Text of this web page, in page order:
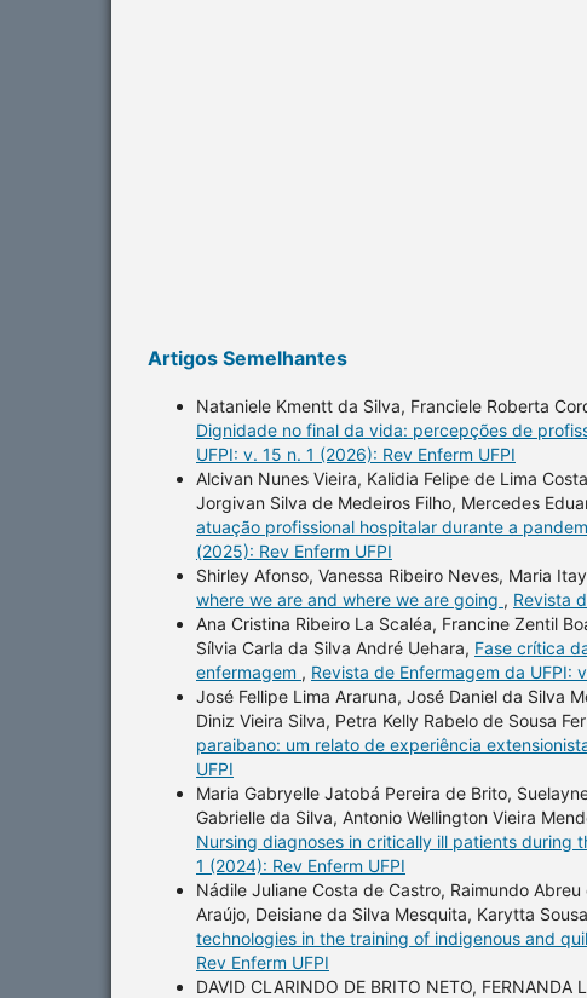
Artigos Semelhantes
Nataniele Kmentt da Silva, Franciele Roberta
Dignidade no final da vida: percepções de
UFPI: v. 15 n. 1 (2026): Rev Enferm UFPI
Alcivan Nunes Vieira, Kalidia Felipe de Lima
Jorgivan Silva de Medeiros Filho, Mercedes
atuação profissional hospitalar durante a
(2025): Rev Enferm UFPI
Shirley Afonso, Vanessa Ribeiro Neves, Maria
where we are and where we are going , Revista
Ana Cristina Ribeiro La Scaléa, Francine Zentil
Sílvia Carla da Silva André Uehara, Fase crítica
enfermagem , Revista de Enfermagem da UFPI:
José Fellipe Lima Araruna, José Daniel da Silva
Diniz Vieira Silva, Petra Kelly Rabelo de Sousa
paraibano: um relato de experiência
UFPI
Maria Gabryelle Jatobá Pereira de Brito,
Gabrielle da Silva, Antonio Wellington Vieira
Nursing diagnoses in critically ill patients during
1 (2024): Rev Enferm UFPI
Nádile Juliane Costa de Castro, Raimundo
Araújo, Deisiane da Silva Mesquita, Karytta
technologies in the training of indigenous and
Rev Enferm UFPI
DAVID CLARINDO DE BRITO NETO, FERNANDA